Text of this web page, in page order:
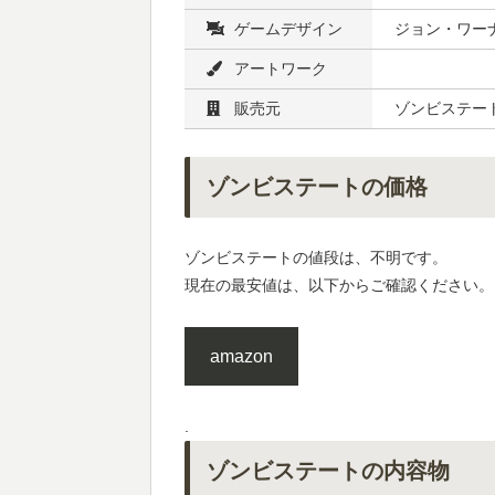
ゲームデザイン ジョン・ワー
アートワーク
販売元 ゾンビステー
ゾンビステートの価格
ゾンビステートの値段は、不明です。
現在の最安値は、以下からご確認ください。
amazon
.
ゾンビステートの内容物